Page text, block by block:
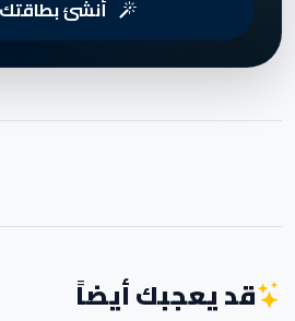
أنشئ بطاقتك
قد يعجبك أيضاً